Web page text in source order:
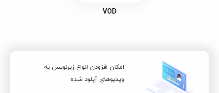
VOD
امکان افزودن انواع زیرنویس به
ویدیوهای آپلود شده